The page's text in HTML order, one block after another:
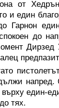
от
и един
Гарнон
до
напред.
един-
тях.